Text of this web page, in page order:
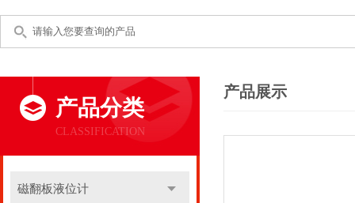
产品分类
CLASSIFICATION
磁翻板液位计
产品展示